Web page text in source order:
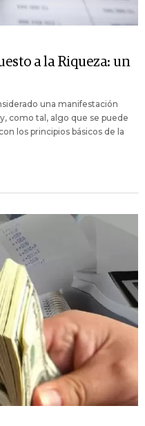
a la Riqueza: un
una manifestación
como tal, algo que se puede
los principios básicos de la